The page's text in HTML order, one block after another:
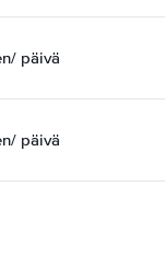
/ päivä
/ päivä